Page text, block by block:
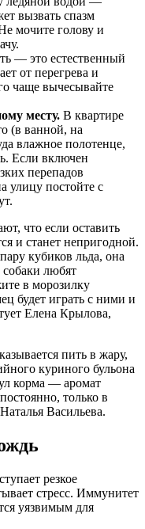
вызвать спазм
мочите голову и
— это естественный
от перегрева и
чаще вычесывайте
месту. В квартире
(в ванной, на
влажное полотенце,
Если включен
перепадов
улицу постойте с
что если оставить
и станет непригодной.
кубиков льда, она
любят
в морозилку
будет играть с ними и
Елена Крылова,
пить в жару,
куриного бульона
корма — аромат
только в
Васильева.
резкое
стресс. Иммунитет
уязвимым для